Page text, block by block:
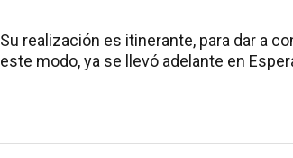
Su realización es itinerante, para dar a
este modo, ya se llevó adelante en